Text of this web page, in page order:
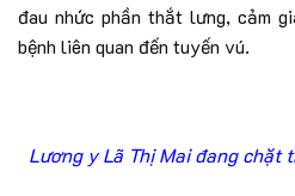
đau nhức phần thắt lưng, cảm
bệnh liên quan đến tuyến vú.
Lương y Lã Thị Mai đang chặt